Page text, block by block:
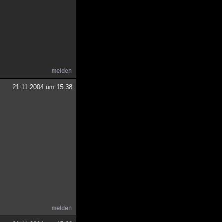
melden
21.11.2004 um 15:38
melden